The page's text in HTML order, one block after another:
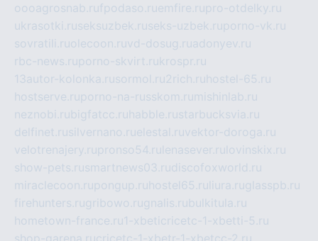
oooagrosnab.rufpodaso.ruemfire.rupro-otdelky.ru
ukrasotki.ruseksuzbek.ruseks-uzbek.ruporno-vk.ru
sovratili.ruolecoon.ruvd-dosug.ruadonyev.ru
rbc-news.ruporno-skvirt.rukrospr.ru
13autor-kolonka.rusormol.ru2rich.ru hostel-65.ru
hostserve.ruporno-na-russkom.ru mishinlab.ru
neznobi.rubigfatcc.ru habble.rustarbucksvia.ru
delfinet.rusilvernano.ruelestal.ruvektor-doroga.ru
velotrenajery.rupronso54.ru lenasever.ru lovinskix.ru
show-pets.rusmartnews03.rudiscofoxworld.ru
miraclecoon.rupongup.ru hostel65.ru liura.ruglasspb.ru
firehunters.rugribowo.rugnalis.rubulkitula.ru
hometown-france.ru1-xbeticricetc-1-xbetti-5.ru